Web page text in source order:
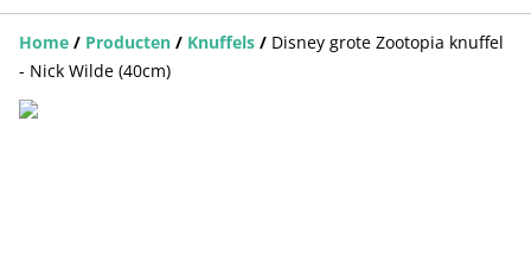
Home / Producten / Knuffels / Disney grote Zootopia knuffel
- Nick Wilde (40cm)